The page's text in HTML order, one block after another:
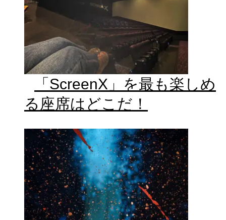
「ScreenX」を最も楽しめ
る座席はどこだ！